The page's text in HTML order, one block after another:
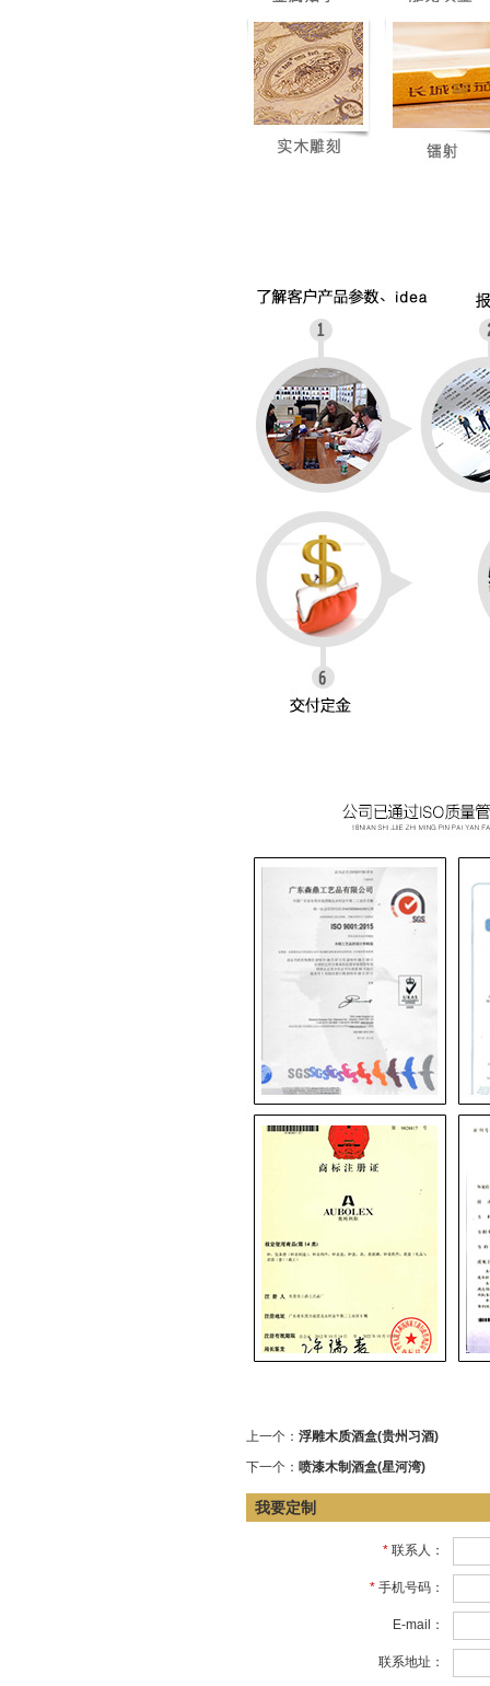
上一个： 浮雕木质酒盒(贵州习酒)
下一个： 喷漆木制酒盒(星河湾)
我要定制
* 联系人：
* 手机号码：
E-mail：
联系地址：